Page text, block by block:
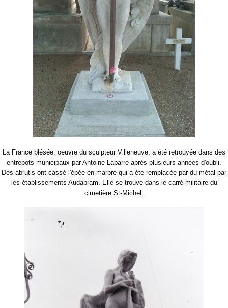
La France blésée, oeuvre du sculpteur Villeneuve, a été retrouvée dans des
entrepots municipaux par Antoine Labarre après plusieurs années d'oubli.
Des abrutis ont cassé l'épée en marbre qui a été remplacée par du métal par
les établissements Audabram. Elle se trouve dans le carré militaire du
cimetière St-Michel.